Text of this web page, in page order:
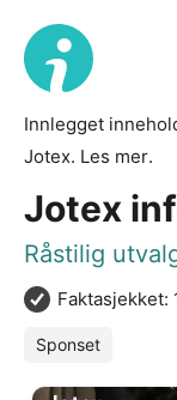
Innlegget
Jotex. Les mer.
Jotex
Råstilig
Faktasjekket:
Sponset